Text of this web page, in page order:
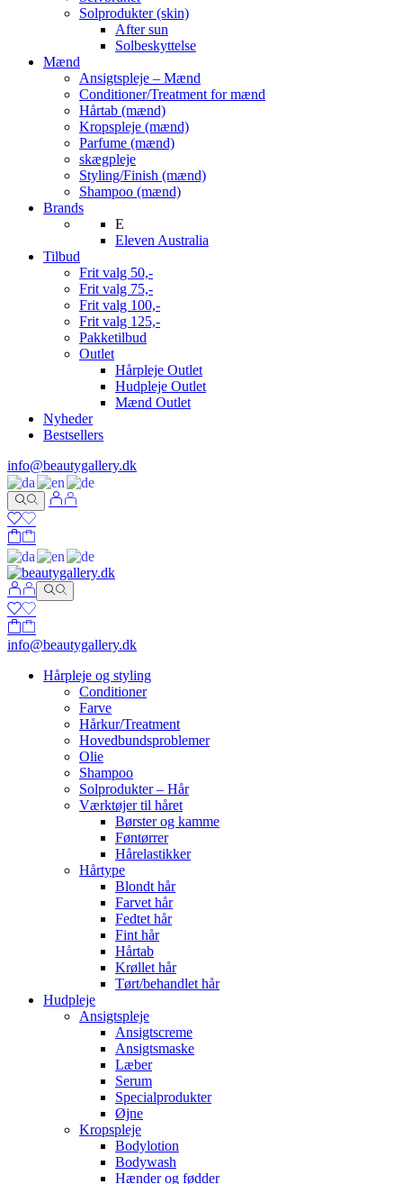
Solprodukter (skin)
After sun
Solbeskyttelse
Mænd
Ansigtspleje – Mænd
Conditioner/Treatment for mænd
Hårtab (mænd)
Kropspleje (mænd)
Parfume (mænd)
skægpleje
Styling/Finish (mænd)
Shampoo (mænd)
Brands
E
Eleven Australia
Tilbud
Frit valg 50,-
Frit valg 75,-
Frit valg 100,-
Frit valg 125,-
Pakketilbud
Outlet
Hårpleje Outlet
Hudpleje Outlet
Mænd Outlet
Nyheder
Bestsellers
info@beautygallery.dk
info@beautygallery.dk
Hårpleje og styling
Conditioner
Farve
Hårkur/Treatment
Hovedbundsproblemer
Olie
Shampoo
Solprodukter – Hår
Værktøjer til håret
Børster og kamme
Føntørrer
Hårelastikker
Hårtype
Blondt hår
Farvet hår
Fedtet hår
Fint hår
Hårtab
Krøllet hår
Tørt/behandlet hår
Hudpleje
Ansigtspleje
Ansigtscreme
Ansigtsmaske
Læber
Serum
Specialprodukter
Øjne
Kropspleje
Bodylotion
Bodywash
Hænder og fødder